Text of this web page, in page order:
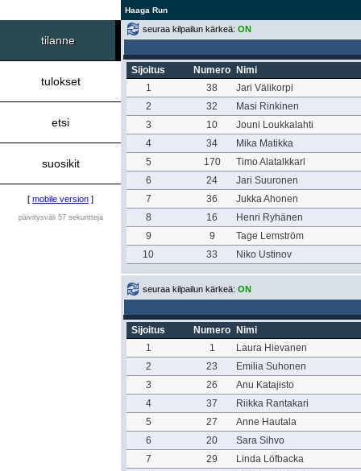
Haaga Run
tilanne
tulokset
etsi
suosikit
[ mobile version ]
päivitysväli 57 sekuntteja
seuraa kilpailun kärkeä: ON
Sijoitus Numero
Nimi
1
38
Jari Välikorpi
2
32
Masi Rinkinen
3
10
Jouni Loukkalahti
4
34
Mika Matikka
5
170
Timo Alatalkkari
6
24
Jari Suuronen
7
36
Jukka Ahonen
8
16
Henri Ryhänen
9
9
Tage Lemström
10
33 Niko Ustinov
seuraa kilpailun kärkeä: ON
Sijoitus Numero
Nimi
1
1
Laura Hievanen
2
23
Emilia Suhonen
3
26
Anu Katajisto
4
37
Riikka Rantakari
5
27
Anne Hautala
6
20
Sara Sihvo
7
29
Linda Löfbacka